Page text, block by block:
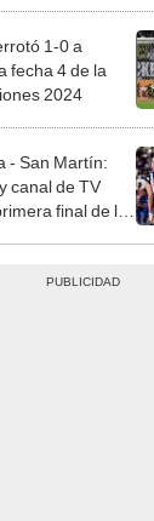
1-0 a
fecha 4 de la
2024
- San Martín:
canal de TV
final de la